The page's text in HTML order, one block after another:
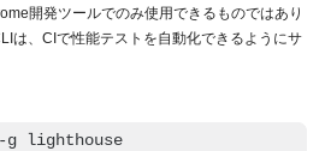
開発ツールでのみ使用できるものではあり
は、CIで性能テストを自動化できるようにサ
lighthouse